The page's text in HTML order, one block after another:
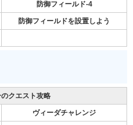
防御フィールド-4
防御フィールドを設置しよう
クエスト攻略
ヴィーダチャレンジ